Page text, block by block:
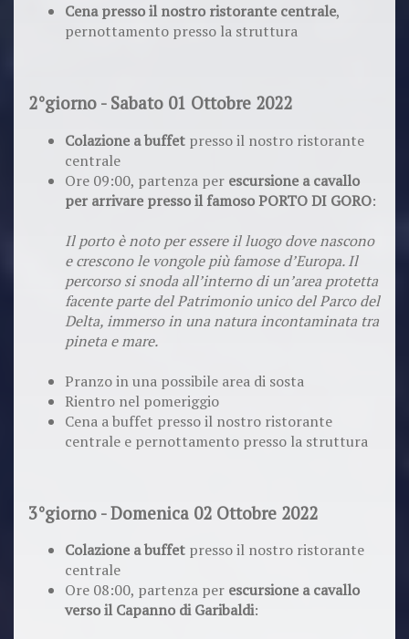
Cena presso il nostro ristorante centrale,
pernottamento presso la struttura
2°giorno - Sabato 01 Ottobre 2022
Colazione a buffet presso il nostro ristorante
centrale
Ore 09:00, partenza per escursione a cavallo
per arrivare presso il famoso PORTO DI GORO:
Il porto è noto per essere il luogo dove nascono
e crescono le vongole più famose d’Europa. Il
percorso si snoda all’interno di un’area protetta
facente parte del Patrimonio unico del Parco del
Delta, immerso in una natura incontaminata tra
pineta e mare.
Pranzo in una possibile area di sosta
Rientro nel pomeriggio
Cena a buffet presso il nostro ristorante
centrale e pernottamento presso la struttura
3°giorno - Domenica 02 Ottobre 2022
Colazione a buffet presso il nostro ristorante
centrale
Ore 08:00, partenza per escursione a cavallo
verso il Capanno di Garibaldi: